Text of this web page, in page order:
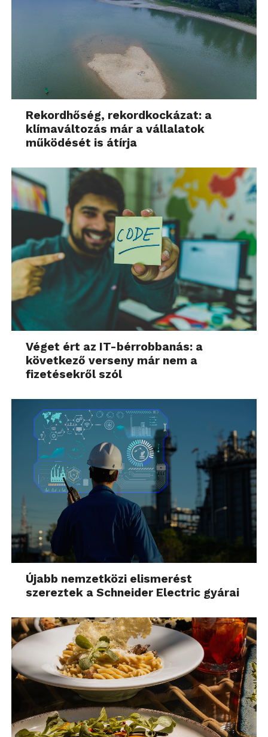
Rekordhőség, rekordkockázat: a
klímaváltozás már a vállalatok
működését is átírja
Véget ért az IT-bérrobbanás: a
következő verseny már nem a
fizetésekről szól
Újabb nemzetközi elismerést
szereztek a Schneider Electric gyárai